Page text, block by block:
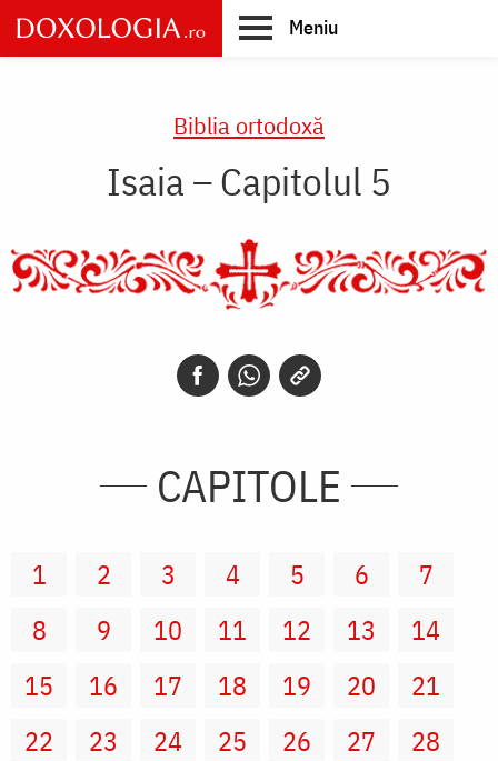
Skip
to
main
Meniu
Biblia ortodoxă
Isaia – Capitolul 5
CAPITOLE
1 2 3 4 5 6
7
8
9 10 11 12 13
14
15
16 17 18 19 20
21
22
23 24 25 26 27
28